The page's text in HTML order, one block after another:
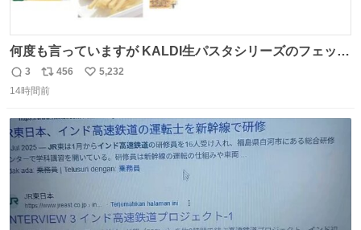
何度も言っていますが KALDI生パスタシリーズのフェット
チーネは 真剣(ガチ)で美味いぞ
返
信
3
リ
ポ
ト
数
456
い
数
5,232
14時間前